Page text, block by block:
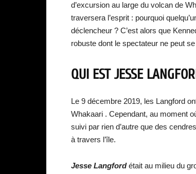
d’excursion au large du volcan de
traversera l’esprit : pourquoi
déclencheur ? C’est alors que
robuste dont le spectateur ne peut
QUI ESTJESSE
Le 9 décembre 2019, les Langford
Whakaari . Cependant, au moment
suivi par rien d’autre que des
à travers l’île.
Jesse Langfordétait au milieu du